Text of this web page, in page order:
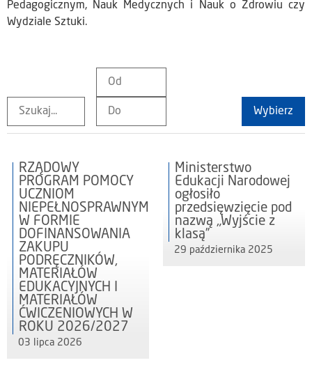
Pedagogicznym, Nauk Medycznych i Nauk o Zdrowiu czy
Wydziale Sztuki.
Wybierz
RZĄDOWY
PROGRAM POMOCY
UCZNIOM
NIEPEŁNOSPRAWNYM
W FORMIE
DOFINANSOWANIA
ZAKUPU
PODRĘCZNIKÓW,
MATERIAŁÓW
EDUKACYJNYCH I
MATERIAŁÓW
ĆWICZENIOWYCH W
ROKU 2026/2027
03 lipca 2026
Ministerstwo
Edukacji Narodowej
ogłosiło
przedsięwzięcie pod
nazwą „Wyjście z
klasą”
29 października 2025